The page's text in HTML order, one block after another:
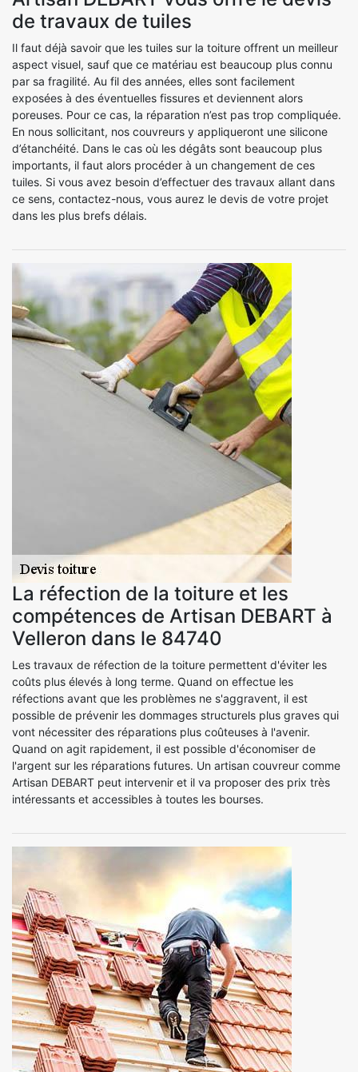
de travaux de tuiles
Il faut déjà savoir que les tuiles sur la toiture offrent un meilleur
aspect visuel, sauf que ce matériau est beaucoup plus connu
par sa fragilité. Au fil des années, elles sont facilement
exposées à des éventuelles fissures et deviennent alors
poreuses. Pour ce cas, la réparation n’est pas trop compliquée.
En nous sollicitant, nos couvreurs y appliqueront une silicone
d’étanchéité. Dans le cas où les dégâts sont beaucoup plus
importants, il faut alors procéder à un changement de ces
tuiles. Si vous avez besoin d’effectuer des travaux allant dans
ce sens, contactez-nous, vous aurez le devis de votre projet
dans les plus brefs délais.
La réfection de la toiture et les
compétences de Artisan DEBART à
Velleron dans le 84740
Les travaux de réfection de la toiture permettent d'éviter les
coûts plus élevés à long terme. Quand on effectue les
réfections avant que les problèmes ne s'aggravent, il est
possible de prévenir les dommages structurels plus graves qui
vont nécessiter des réparations plus coûteuses à l'avenir.
Quand on agit rapidement, il est possible d'économiser de
l'argent sur les réparations futures. Un artisan couvreur comme
Artisan DEBART peut intervenir et il va proposer des prix très
intéressants et accessibles à toutes les bourses.